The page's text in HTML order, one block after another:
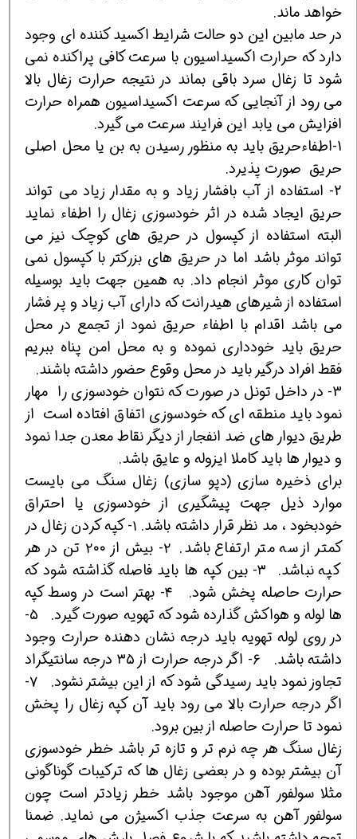
خواهد ماند.
در حد مابین این دو حالت شرایط اکسید کننده ای وجود
دارد که حرارت اکسیداسیون با سرعت کافی پراکنده نمی
شود تا زغال سرد باقی بماند در نتیجه حرارت زغال بالا
می رود از آنجایی که سرعت اکسیداسیون همراه حرارت
افزایش می یابد این فرایند سرعت می گیرد.
1-اطفاءحریق باید به منظور رسیدن به بن یا محل اصلی
حریق صورت پذیرد.
2- استفاده از آب بافشار زیاد و به مقدار زیاد می تواند
حریق ایجاد شده در اثر خودسوزی زغال را اطفاء نماید
البته استفاده از کپسول در حریق های کوچک نیز می
تواند موثر باشد اما در حریق های بزرکتر با کپسول نمی
توان کاری موثر انجام داد. به همین جهت باید بوسیله
استفاده از شیرهای هیدرانت که دارای آب زیاد و پر فشار
می باشد اقدام با اطفاء حریق نمود از تجمع در محل
حریق باید خودداری نموده و به محل امن پناه ببریم
فقط افراد درگیر باید در محل وقوع حضور داشته باشند.
3- در داخل تونل در صورت که نتوان خودسوزی را مهار
نمود باید منطقه ای که خودسوزی اتفاق افتاده است از
طریق دیوار های ضد انفجار از دیگر نقاط معدن جدا نمود
و دیوار ها باید کاملا ایزوله و عایق باشد.
برای ذخیره سازی (دپو سازی) زغال سنگ می بایست
موارد ذیل جهت پیشگیری از خودسوزی یا احتراق
خودبخود ، مد نظر قرار داشته باشد. ۱- کپه کردن زغال در
کمتر از سه متر ارتفاع باشد. ۲- بیش از ۲۰۰ تن در هر
کپه نباشد. ۳- بین کپه ها باید فاصله گذاشته شود که
حرارت حاصله پخش شود. ۴- بهتر است در وسط کپه
ها لوله و هواکش گذارده شود که تهویه صورت گیرد. ۵-
در روی لوله تهویه باید درجه نشان دهنده حرارت وجود
داشته باشد. ۶- اگر درجه حرارت از ۳۵ درجه سانتیگراد
تجاوز نمود باید رسیدگی شود که از این بیشتر نشود. ۷-
اگر درجه حرارت بالا می رود باید آن کپه زغال را پخش
نمود تا حرارت حاصله از بین برود.
زغال سنگ هر چه نرم تر و تازه تر باشد خطر خودسوزی
آن بیشتر بوده و در بعضی زغال ها که ترکیبات گوناگونی
مثلا سولفور آهن موجود باشد خطر زیادتر است چون
سولفور آهن به سرعت جذب اکسیژن می نماید. ضمنا